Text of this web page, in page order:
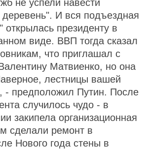
не успели навести
деревень". И вся подъездная
открылась президенту в
виде. ВВП тогда сказал
что приглашал с
Матвиенко, но она
лестницы вашей
- предположил Путин. После
случилось чудо - в
закипела организационная
сделали ремонт в
Нового года стены в